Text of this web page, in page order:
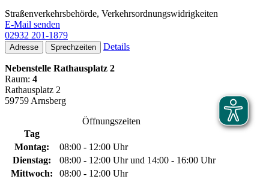
Straßenverkehrsbehörde, Verkehrsordnungswidrigkeiten
E-Mail senden
02932 201-1879
Adresse Sprechzeiten Details
Nebenstelle Rathausplatz 2
Raum: 4
Rathausplatz 2
59759 Arnsberg
Öffnungszeiten
Tag
Montag:
08:00 - 12:00 Uhr
Dienstag:
08:00 - 12:00 Uhr und 14:00 - 16:00 Uhr
Mittwoch:
08:00 - 12:00 Uhr